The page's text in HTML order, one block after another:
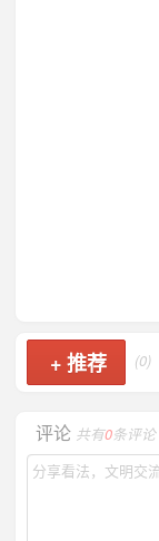
+推荐 (0)
评论 共有0条评论